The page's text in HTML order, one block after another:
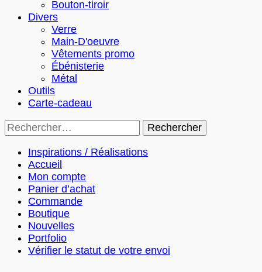
Bouton-tiroir
Divers
Verre
Main-D'oeuvre
Vêtements promo
Ébénisterie
Métal
Outils
Carte-cadeau
Rechercher :
Inspirations / Réalisations
Accueil
Mon compte
Panier d’achat
Commande
Boutique
Nouvelles
Portfolio
Vérifier le statut de votre envoi